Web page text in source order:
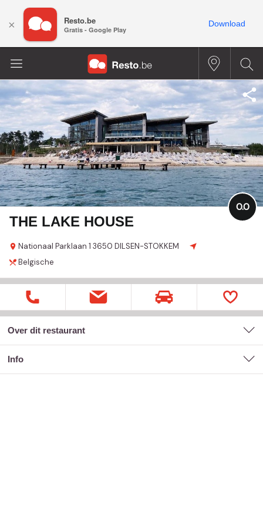
THE LAKE HOUSE
Nationaal Parklaan 1 3650 DILSEN-STOKKEM
0.0
Belgische
Over dit restaurant
Info
× Resto.be
Gratis - Google Play
Download